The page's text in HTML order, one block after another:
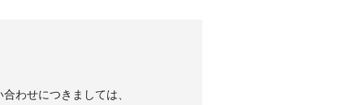
わせにつきましては、